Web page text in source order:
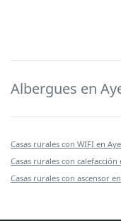
Albergues en
Casas rurales con WIFI en
Casas rurales con calefacción
Casas rurales con ascensor